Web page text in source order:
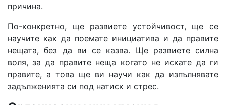
причина.
По-конкретно, ще развиете устойчивост, ще се
научите как да поемате инициатива и да правите
нещата, без да ви се казва. Ще развиете силна
воля, за да правите неща когато не искате да ги
правите, а това ще ви научи как да изпълнявате
задълженията си под натиск и стрес.